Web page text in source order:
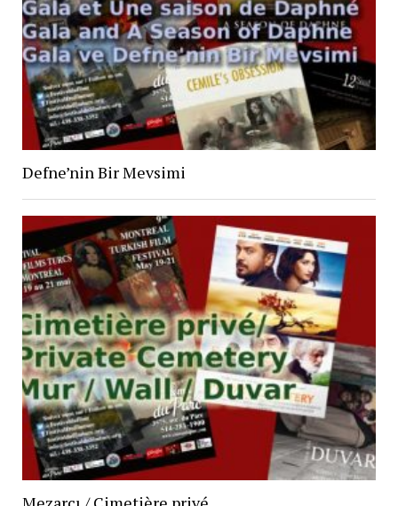
Defne’nin Bir Mevsimi